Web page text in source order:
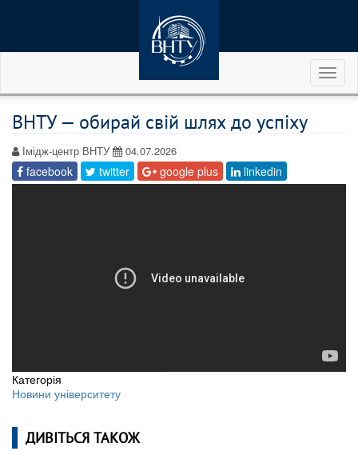
ВНТУ — обирай свій шлях до успіху
Імідж-центр ВНТУ 04.07.2026
facebook twitter google plus linkedin
Категорія
Новини університету
ДИВІТЬСЯ ТАКОЖ